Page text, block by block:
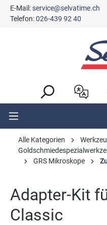
springen
E-Mail:service@selvatime.ch
Telefon:026-439 92 40
Alle Kategorien
GRS Mikroskope
Adapter-Kit
Classic